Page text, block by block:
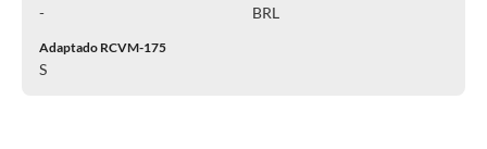
- BRL
Adaptado RCVM-175
S